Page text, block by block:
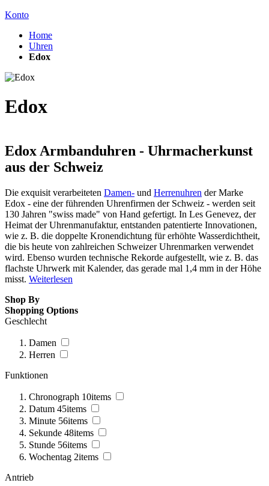
Konto
Home
Uhren
Edox
Edox
Edox Armbanduhren - Uhrmacherkunst
aus der Schweiz
Die exquisit verarbeiteten Damen- und Herrenuhren der Marke
Edox - eine der führenden Uhrenfirmen der Schweiz - werden seit
130 Jahren "swiss made" von Hand gefertigt. In Les Genevez, der
Heimat der Uhrenmanufaktur, entstanden patentierte Innovationen,
wie z. B. die doppelte Kronendichtung für erhöhte Wasserdichtheit,
die bis heute von zahlreichen Schweizer Uhrenmarken verwendet
wird. Ebenso wurden technische Rekorde aufgestellt, wie z. B. das
flachste Uhrwerk mit Kalender, das gerade mal 1,4 mm in der Höhe
misst. Weiterlesen
Shop By
Shopping Options
Geschlecht
Damen
Herren
Funktionen
Chronograph 10items
Datum 45items
Minute 56items
Sekunde 48items
Stunde 56items
Wochentag 2items
Antrieb